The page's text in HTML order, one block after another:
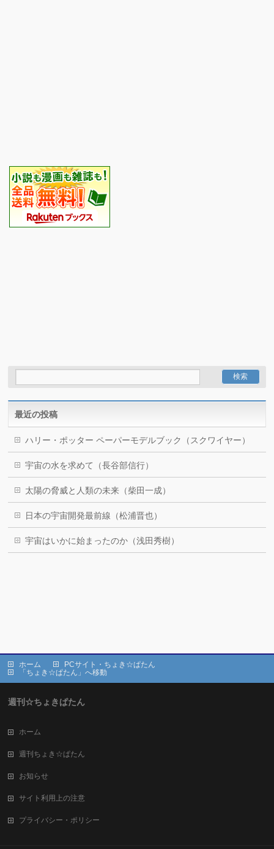
最近の投稿
ハリー・ポッター ペーパーモデルブック（スクワイヤー）
宇宙の水を求めて（長谷部信行）
太陽の脅威と人類の未来（柴田一成）
日本の宇宙開発最前線（松浦晋也）
宇宙はいかに始まったのか（浅田秀樹）
ホーム
PCサイト・ちょき☆ぱたん
「ちょき☆ぱたん」へ移動
週刊☆ちょきぱたん
ホーム
週刊ちょき☆ぱたん
お知らせ
サイト利用上の注意
プライバシー・ポリシー